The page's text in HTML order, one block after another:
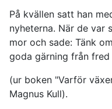
På kvällen satt han
nyheterna. När de var
mor och sade: Tänk
goda gärning från fred
(ur boken "Varför
Magnus Kull).